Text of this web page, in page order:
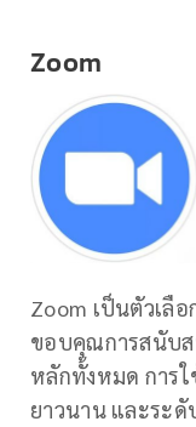
Zoom
Zoom เป็นตัวเลื
ขอบคุณการสนับ
หลักทั้งหมด การใ
ยาวนาน และระ